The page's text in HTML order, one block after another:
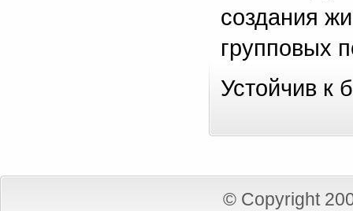
создания
групповых
Устойчив к
© Copyright